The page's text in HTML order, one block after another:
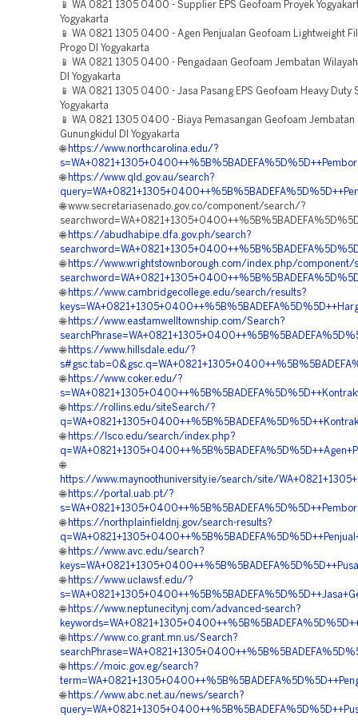
📱 WA 0821 1305 0400 - Supplier EPS Geofoam Proyek
Yogyakarta
📱 WA 0821 1305 0400 - Agen Penjualan Geofoam Lightweight
Progo DI Yogyakarta
📱 WA 0821 1305 0400 - Pengadaan Geofoam Jembatan
DI Yogyakarta
📱 WA 0821 1305 0400 - Jasa Pasang EPS Geofoam Heavy Duty
Yogyakarta
📱 WA 0821 1305 0400 - Biaya Pemasangan Geofoam Jembatan
Gunungkidul DI Yogyakarta
🌐 https://www.northcarolina.edu/?
🌐 https://www.qld.gov.au/search?
🌐 www.secretariasenado.gov.co/component/search/?
🌐 https://abudhabipe.dfa.gov.ph/search?
🌐 https://www.wrightstownborough.com/index.php/component/
🌐 https://www.cambridgecollege.edu/search/results?
🌐 https://www.eastamwelltownship.com/Search?
🌐 https://www.hillsdale.edu/?
🌐 https://www.coker.edu/?
🌐 https://rollins.edu/siteSearch/?
🌐 https://lsco.edu/search/index.php?
🌐
https://www.maynoothuniversity.ie/search/site/
🌐 https://portal.uab.pt/?
🌐 https://northplainfieldnj.gov/search-results?
🌐 https://www.avc.edu/search?
🌐 https://www.uclawsf.edu/?
🌐 https://www.neptunecitynj.com/advanced-search?
🌐 https://www.co.grant.mn.us/Search?
🌐 https://moic.gov.eg/search?
🌐 https://www.abc.net.au/news/search?